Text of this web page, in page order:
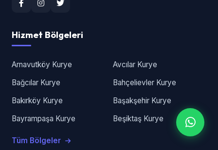
Hizmet Bölgeleri
Arnavutköy Kurye
Avcılar Kurye
Bağcılar Kurye
Bahçelievler Kurye
Bakırköy Kurye
Başakşehir Kurye
Bayrampaşa Kurye
Beşiktaş Kurye
Tüm Bölgeler